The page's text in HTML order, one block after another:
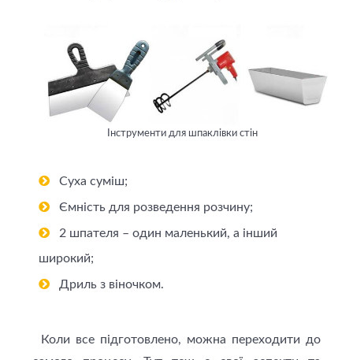
Інструменти для шпаклівки стін
Суха суміш;
Ємність для розведення розчину;
2 шпателя – один маленький, а інший
широкий;
Дриль з віночком.
Коли все підготовлено, можна переходити до